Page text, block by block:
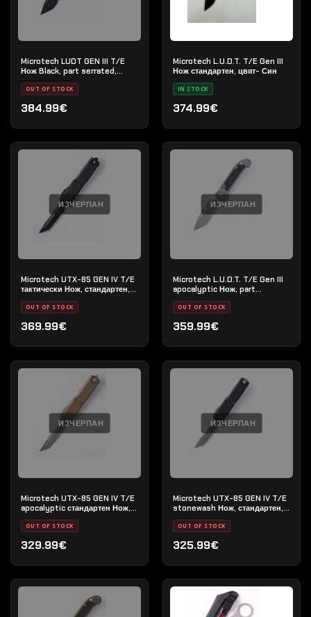
Microtech LUDT GEN III T/E
Нож Black, part serrated,
OUT OF STOCK
384.99€
Microtech L.U.D.T. T/E Gen III
Нож стандартен, цвят- Син
IN STOCK
374.99€
ИЗЧЕРПАН
Microtech UTX-85 GEN IV T/E
тактически Нож, стандартен,
цвят- Черен
OUT OF STOCK
369.99€
ИЗЧЕРПАН
Microtech L.U.D.T. T/E Gen III
apocalyptic Нож, part
serrated, цвят- Прозрачен
OUT OF STOCK
359.99€
ИЗЧЕРПАН
Microtech UTX-85 GEN IV T/E
apocalyptic стандартен Нож,
OUT OF STOCK
329.99€
ИЗЧЕРПАН
Microtech UTX-85 GEN IV T/E
stonewash Нож, стандартен,
OUT OF STOCK
325.99€